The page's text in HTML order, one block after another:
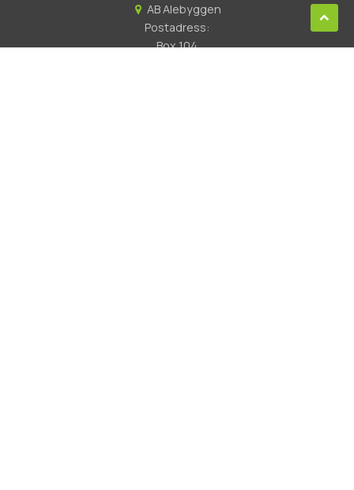
AB Alebyggen
Postadress:
Box 104
Scroll